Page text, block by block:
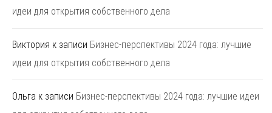
идеи для открытия собственного дела
Виктория к записи Бизнес-перспективы 2024 года: лучшие
идеи для открытия собственного дела
Ольга к записи Бизнес-перспективы 2024 года: лучшие идеи